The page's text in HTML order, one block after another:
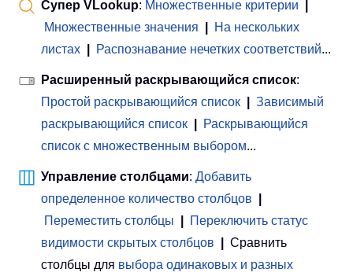
Супер VLookup: Множественные критерии
Множественные значения
На нескольких
листах
Распознавание нечетких соответствий...
Расширенный раскрывающийся список:
Простой раскрывающийся список
Зависимый
раскрывающийся список
Раскрывающийся
список с множественным выбором...
Управление столбцами: Добавить
определенное количество столбцов
Переместить столбцы
Переключить статус
видимости скрытых столбцов
Сравнить
столбцы для выбора одинаковых и разных